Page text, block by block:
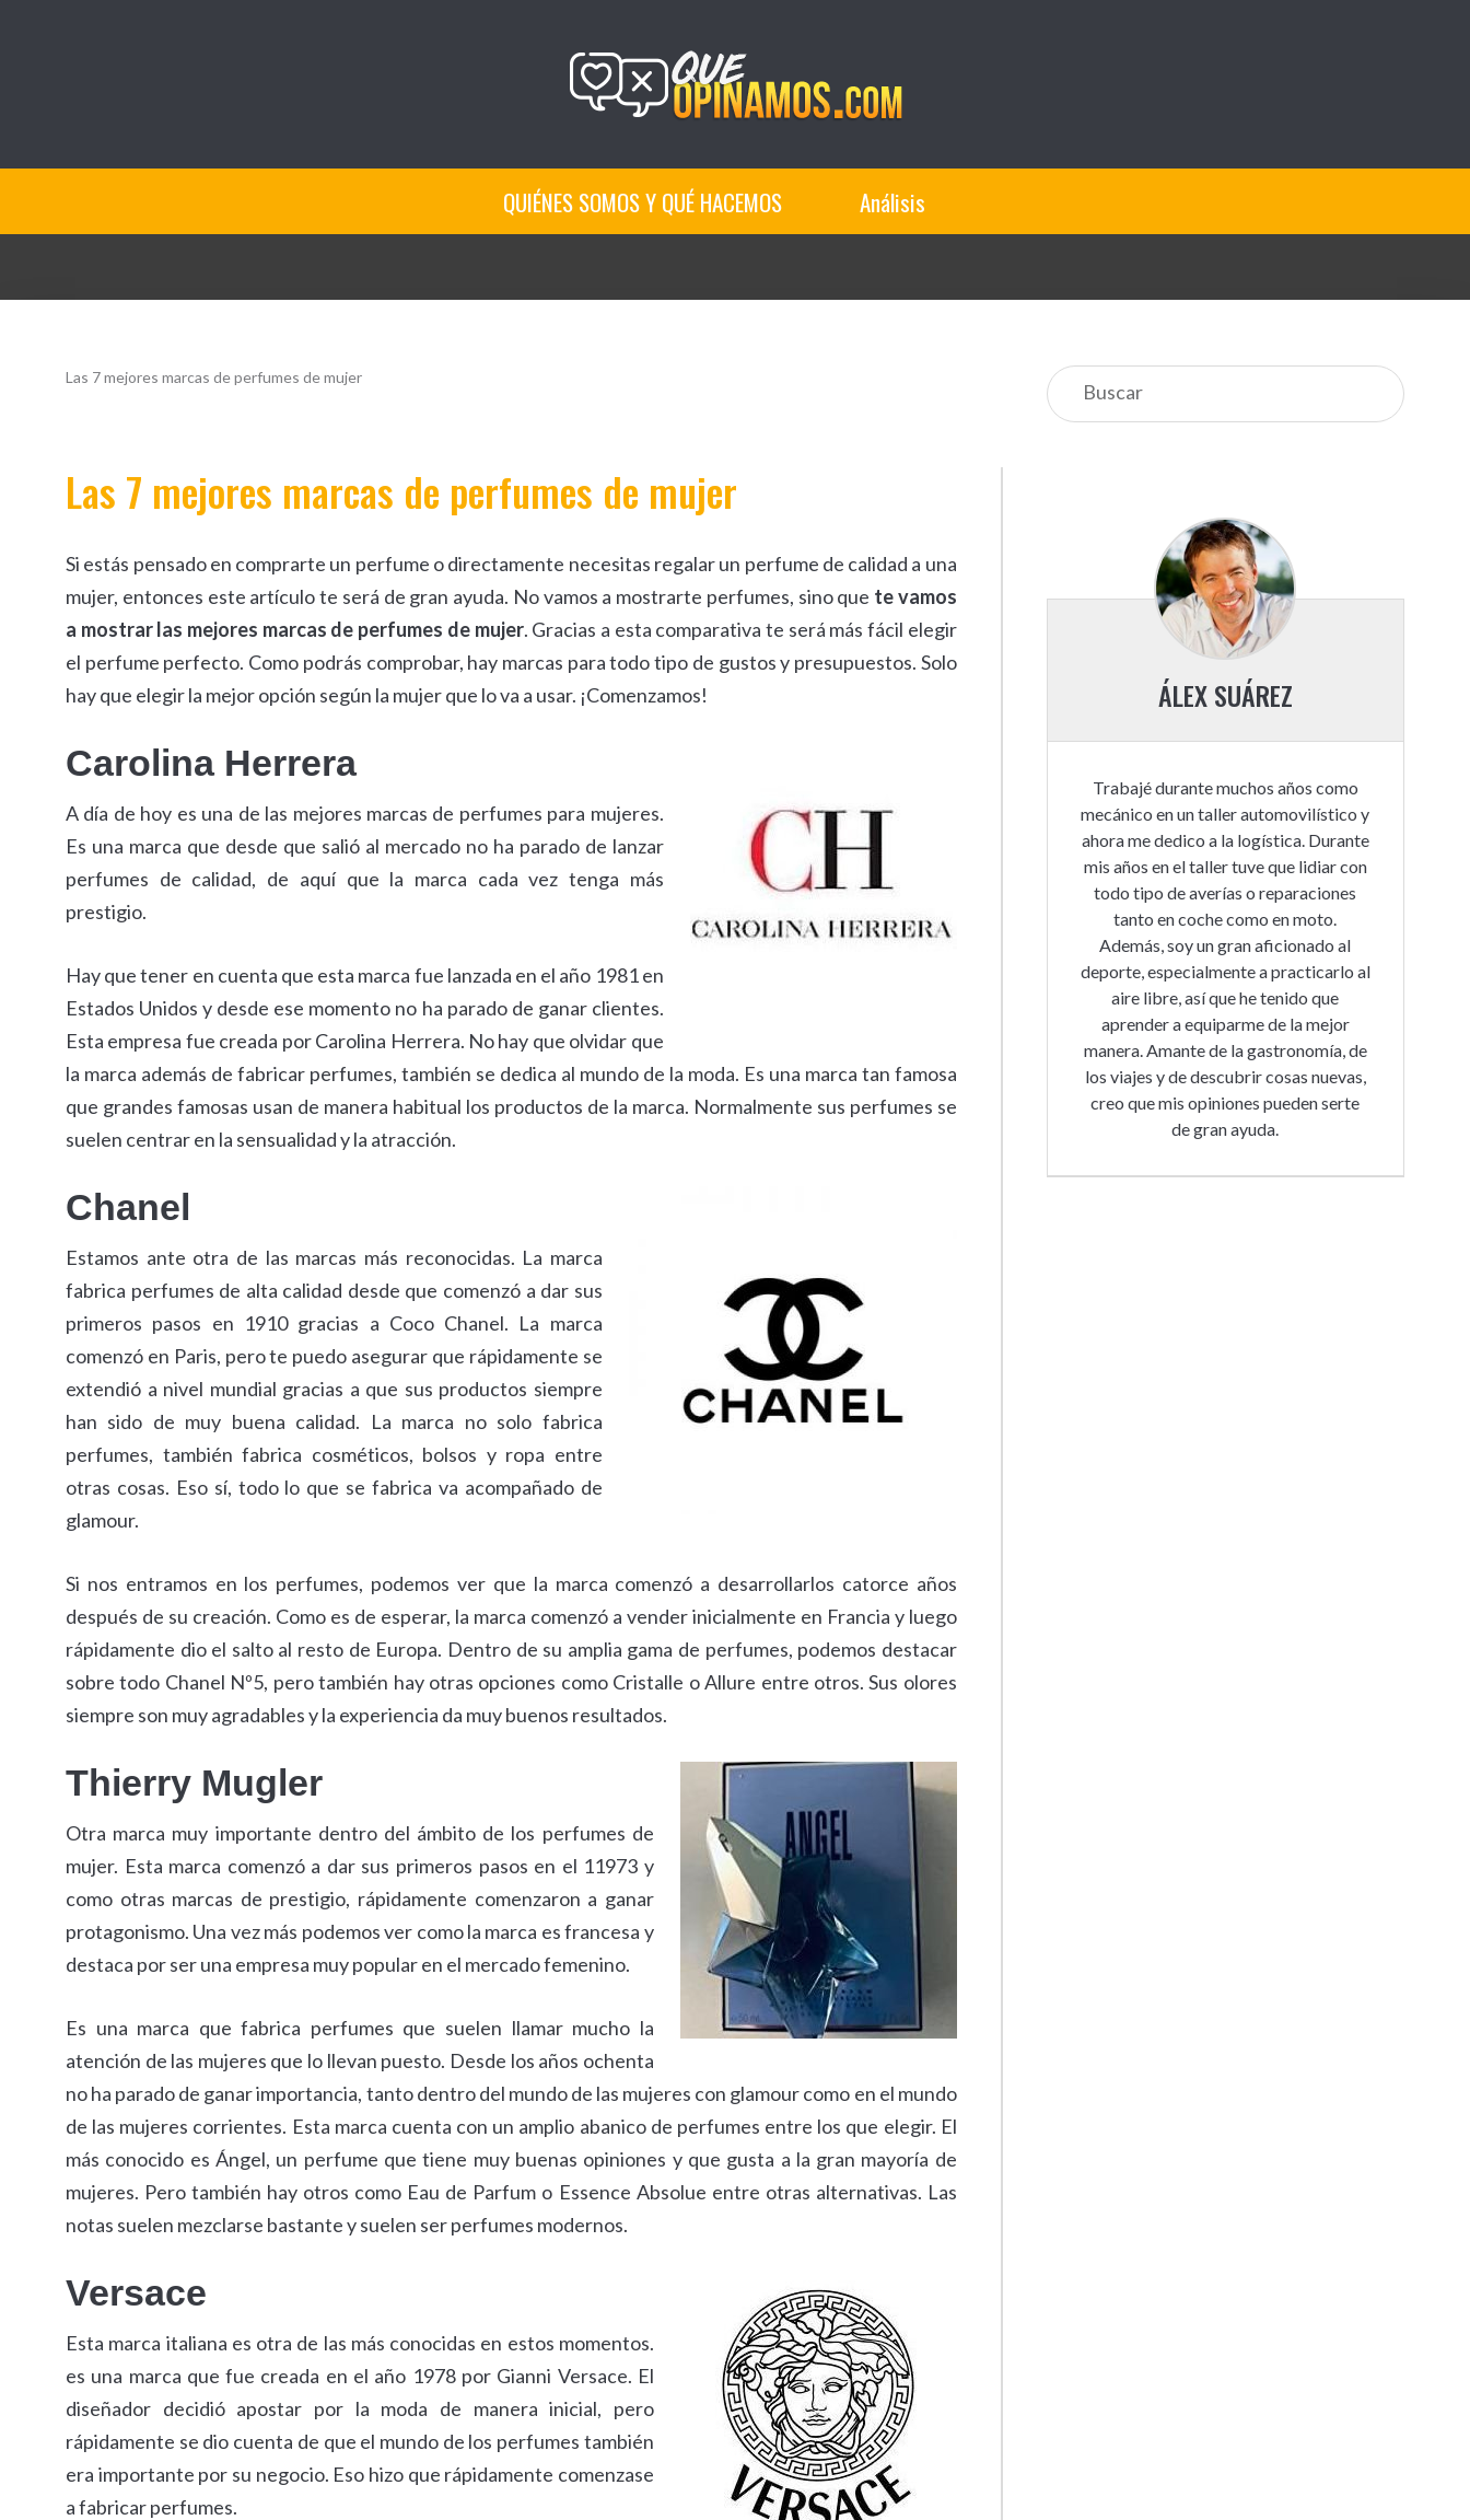
QUIÉNES SOMOS Y QUÉ HACEMOS Análisis
Las 7 mejores marcas de perfumes de mujer
Las 7 mejores marcas de perfumes de mujer
Si estás pensado en comprarte un perfume o directamente necesitas regalar un perfume de calidad a una
mujer, entonces este artículo te será de gran ayuda. No vamos a mostrarte perfumes, sino que te vamos
a mostrar las mejores marcas de perfumes de mujer. Gracias a esta comparativa te será más fácil elegir
el perfume perfecto. Como podrás comprobar, hay marcas para todo tipo de gustos y presupuestos. Solo
hay que elegir la mejor opción según la mujer que lo va a usar. ¡Comenzamos!
Carolina Herrera
A día de hoy es una de las mejores marcas de perfumes para mujeres.
Es una marca que desde que salió al mercado no ha parado de lanzar
perfumes de calidad, de aquí que la marca cada vez tenga más
prestigio.
Hay que tener en cuenta que esta marca fue lanzada en el año 1981 en
Estados Unidos y desde ese momento no ha parado de ganar clientes.
Esta empresa fue creada por Carolina Herrera. No hay que olvidar que
la marca además de fabricar perfumes, también se dedica al mundo de la moda. Es una marca tan famosa
que grandes famosas usan de manera habitual los productos de la marca. Normalmente sus perfumes se
suelen centrar en la sensualidad y la atracción.
Chanel
Estamos ante otra de las marcas más reconocidas. La marca
fabrica perfumes de alta calidad desde que comenzó a dar sus
primeros pasos en 1910 gracias a Coco Chanel. La marca
comenzó en Paris, pero te puedo asegurar que rápidamente se
extendió a nivel mundial gracias a que sus productos siempre
han sido de muy buena calidad. La marca no solo fabrica
perfumes, también fabrica cosméticos, bolsos y ropa entre
otras cosas. Eso sí, todo lo que se fabrica va acompañado de
glamour.
Si nos entramos en los perfumes, podemos ver que la marca comenzó a desarrollarlos catorce años
después de su creación. Como es de esperar, la marca comenzó a vender inicialmente en Francia y luego
rápidamente dio el salto al resto de Europa. Dentro de su amplia gama de perfumes, podemos destacar
sobre todo Chanel Nº5, pero también hay otras opciones como Cristalle o Allure entre otros. Sus olores
siempre son muy agradables y la experiencia da muy buenos resultados.
Thierry Mugler
Otra marca muy importante dentro del ámbito de los perfumes de
mujer. Esta marca comenzó a dar sus primeros pasos en el 11973 y
como otras marcas de prestigio, rápidamente comenzaron a ganar
protagonismo. Una vez más podemos ver como la marca es francesa y
destaca por ser una empresa muy popular en el mercado femenino.
Es una marca que fabrica perfumes que suelen llamar mucho la
atención de las mujeres que lo llevan puesto. Desde los años ochenta
no ha parado de ganar importancia, tanto dentro del mundo de las mujeres con glamour como en el mundo
de las mujeres corrientes. Esta marca cuenta con un amplio abanico de perfumes entre los que elegir. El
más conocido es Ángel, un perfume que tiene muy buenas opiniones y que gusta a la gran mayoría de
mujeres. Pero también hay otros como Eau de Parfum o Essence Absolue entre otras alternativas. Las
notas suelen mezclarse bastante y suelen ser perfumes modernos.
Versace
Esta marca italiana es otra de las más conocidas en estos momentos.
es una marca que fue creada en el año 1978 por Gianni Versace. El
diseñador decidió apostar por la moda de manera inicial, pero
rápidamente se dio cuenta de que el mundo de los perfumes también
era importante por su negocio. Eso hizo que rápidamente comenzase
a fabricar perfumes.
ÁLEX SUÁREZ
Trabajé durante muchos años como
mecánico en un taller automovilístico y
ahora me dedico a la logística. Durante
mis años en el taller tuve que lidiar con
todo tipo de averías o reparaciones
tanto en coche como en moto.
Además, soy un gran aficionado al
deporte, especialmente a practicarlo al
aire libre, así que he tenido que
aprender a equiparme de la mejor
manera. Amante de la gastronomía, de
los viajes y de descubrir cosas nuevas,
creo que mis opiniones pueden serte
de gran ayuda.